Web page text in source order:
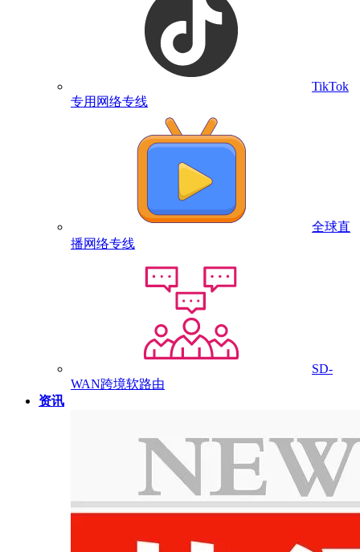
TikTok
专用网络专线
全球直
播网络专线
SD-
WAN跨境软路由
资讯